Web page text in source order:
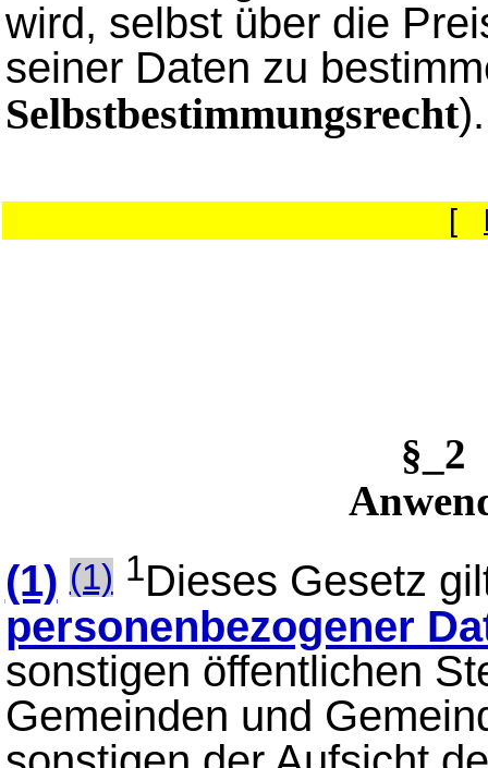
wird, selbst über die
seiner Daten zu
Selbstbestimmungsrecht).
[
(1) (1) 1Dieses Gesetz
personenbezogener
sonstigen öffentlichen
Gemeinden und